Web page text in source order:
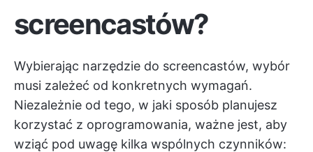
screencastów?
Wybierając narzędzie do screencastów, wybór
musi zależeć od konkretnych wymagań.
Niezależnie od tego, w jaki sposób planujesz
korzystać z oprogramowania, ważne jest, aby
wziąć pod uwagę kilka wspólnych czynników: